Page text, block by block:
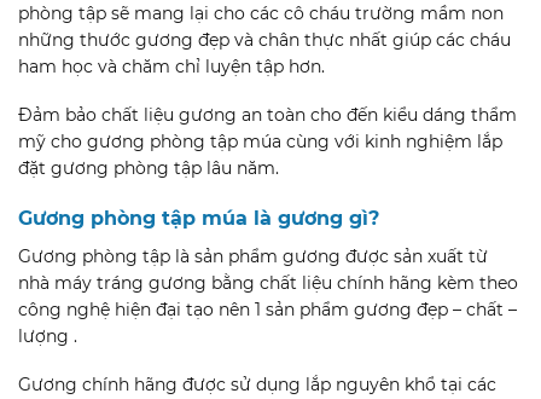
phòng tập sẽ mang lại cho các cô cháu trường mầm non
những thước gương đẹp và chân thực nhất giúp các cháu
ham học và chăm chỉ luyện tập hơn.
Đảm bảo chất liệu gương an toàn cho đến kiểu dáng thẩm
mỹ cho gương phòng tập múa cùng với kinh nghiệm lắp
đặt gương phòng tập lâu năm.
Gương phòng tập múa là gương gì?
Gương phòng tập là sản phẩm gương được sản xuất từ
nhà máy tráng gương bằng chất liệu chính hãng kèm theo
công nghệ hiện đại tạo nên 1 sản phẩm gương đẹp – chất –
lượng .
Gương chính hãng được sử dụng lắp nguyên khổ tại các